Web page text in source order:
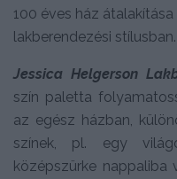
100 éves ház
lakberendezési stílusban.
Jessica Helgerson
szín paletta
az egész házban,
színek, pl. egy
középszürke nappaliba